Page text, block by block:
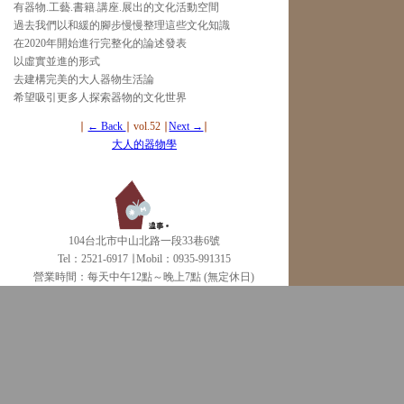
有器物.工藝.書籍.講座.展出的文化活動空間
過去我們以和緩的腳步慢慢整理這些文化知識
在2020年開始進行完整化的論述發表
以虛實並進的形式
去建構完美的大人器物生活論
希望吸引更多人探索器物的文化世界
← Back ∣ vol.52 ∣Next →
大人的器物學
104台北市中山北路一段33巷6號
Tel：2521-6917 ∣ Mobil：0935-991315
營業時間：每天中午12點～晚上7點 (無定休日)